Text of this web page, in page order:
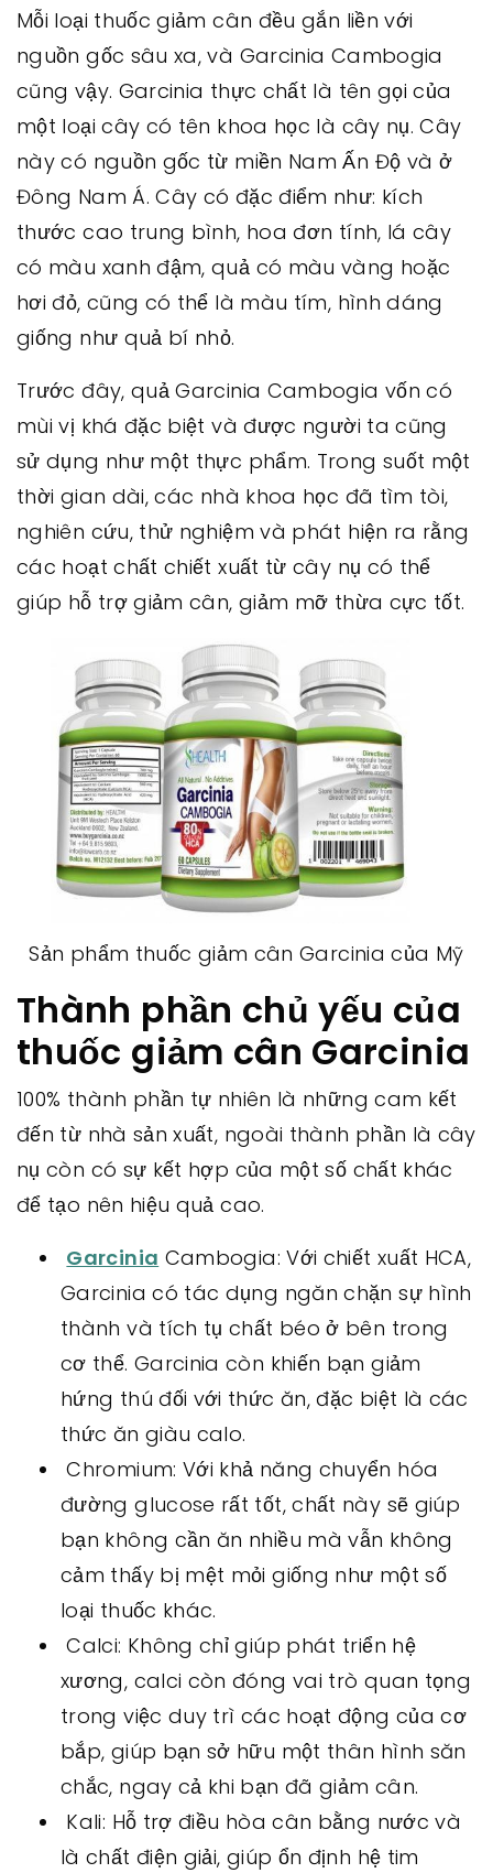
Mỗi loại thuốc giảm cân đều gắn liền với
nguồn gốc sâu xa, và Garcinia Cambogia
cũng vậy. Garcinia thực chất là tên gọi của
một loại cây có tên khoa học là cây nụ. Cây
này có nguồn gốc từ miền Nam Ấn Độ và ở
Đông Nam Á. Cây có đặc điểm như: kích
thước cao trung bình, hoa đơn tính, lá cây
có màu xanh đậm, quả có màu vàng hoặc
hơi đỏ, cũng có thể là màu tím, hình dáng
giống như quả bí nhỏ.
Trước đây, quả Garcinia Cambogia vốn có
mùi vị khá đặc biệt và được người ta cũng
sử dụng như một thực phẩm. Trong suốt một
thời gian dài, các nhà khoa học đã tìm tòi,
nghiên cứu, thử nghiệm và phát hiện ra rằng
các hoạt chất chiết xuất từ cây nụ có thể
giúp hỗ trợ giảm cân, giảm mỡ thừa cực tốt.
Sản phẩm thuốc giảm cân Garcinia của Mỹ
Thành phần chủ yếu của
thuốc giảm cân Garcinia
100% thành phần tự nhiên là những cam kết
đến từ nhà sản xuất, ngoài thành phần là cây
nụ còn có sự kết hợp của một số chất khác
để tạo nên hiệu quả cao.
Garcinia Cambogia: Với chiết xuất HCA,
Garcinia có tác dụng ngăn chặn sự hình
thành và tích tụ chất béo ở bên trong
cơ thể. Garcinia còn khiến bạn giảm
hứng thú đối với thức ăn, đặc biệt là các
thức ăn giàu calo.
Chromium: Với khả năng chuyển hóa
đường glucose rất tốt, chất này sẽ giúp
bạn không cần ăn nhiều mà vẫn không
cảm thấy bị mệt mỏi giống như một số
loại thuốc khác.
Calci: Không chỉ giúp phát triển hệ
xương, calci còn đóng vai trò quan tọng
trong việc duy trì các hoạt động của cơ
bắp, giúp bạn sở hữu một thân hình săn
chắc, ngay cả khi bạn đã giảm cân.
Kali: Hỗ trợ điều hòa cân bằng nước và
là chất điện giải, giúp ổn định hệ tim